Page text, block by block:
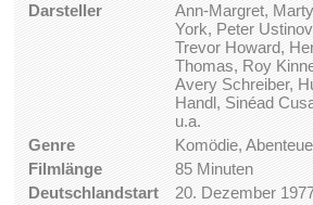
Darsteller
Ann-Margret,
York, Peter
Trevor Howard,
Thomas, Roy
Avery Schreiber,
Handl, Sinéad
u.a.
Genre
Komödie,
Filmlänge
85 Minuten
Deutschlandstart
20. Dezember